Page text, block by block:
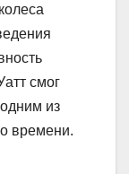
смог
из
времени.